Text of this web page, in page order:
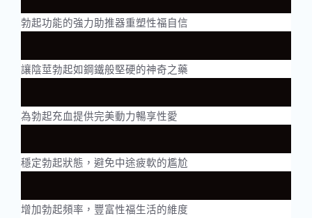
勃起功能的強力助推器重塑性福自信
讓陰莖勃起如鋼鐵般堅硬的神奇之藥
為勃起充血提供完美動力暢享性愛
穩定勃起狀態，避免中途疲軟的尷尬
增加勃起頻率，豐富性福生活的維度